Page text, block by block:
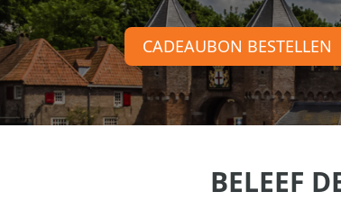
CADEAUBON BESTELLEN
BELEEF